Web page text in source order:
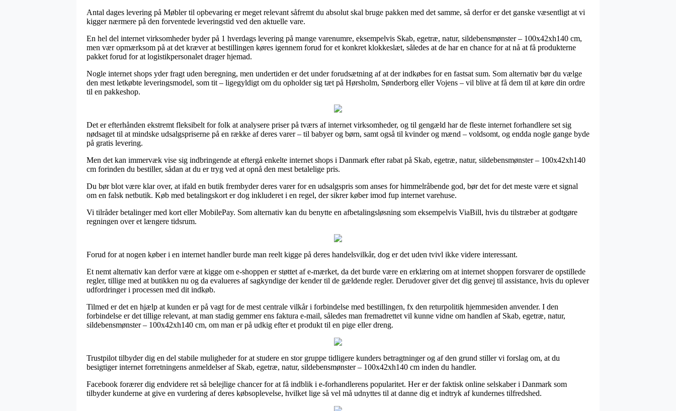
Antal dages levering på Møbler til opbevaring er meget relevant såfremt du absolut skal bruge pakken med det samme, så derfor er det ganske væsentligt at vi
kigger nærmere på den forventede leveringstid ved den aktuelle vare.
En hel del internet virksomheder byder på 1 hverdags levering på mange varenumre, eksempelvis Skab, egetræ, natur, sildebensmønster – 100x42xh140 cm,
men vær opmærksom på at det kræver at bestillingen køres igennem forud for et konkret klokkeslæt, således at de har en chance for at nå at få produkterne
pakket forud for at logistikpersonalet drager hjemad.
Nogle internet shops yder fragt uden beregning, men undertiden er det under forudsætning af at der indkøbes for en fastsat sum. Som alternativ bør du vælge
den mest letkøbte leveringsmodel, som tit – ligegyldigt om du opholder sig tæt på Hørsholm, Sønderborg eller Vojens – vil blive at få dem til at køre din ordre
til en pakkeshop.
Det er efterhånden ekstremt fleksibelt for folk at analysere priser på tværs af internet virksomheder, og til gengæld har de fleste internet forhandlere set sig
nødsaget til at mindske udsalgspriserne på en række af deres varer – til babyer og børn, samt også til kvinder og mænd – voldsomt, og endda nogle gange byde
på gratis levering.
Men det kan immervæk vise sig indbringende at eftergå enkelte internet shops i Danmark efter rabat på Skab, egetræ, natur, sildebensmønster – 100x42xh140
cm forinden du bestiller, sådan at du er tryg ved at opnå den mest betalelige pris.
Du bør blot være klar over, at ifald en butik frembyder deres varer for en udsalgspris som anses for himmelråbende god, bør det for det meste være et signal
om en falsk netbutik. Køb med betalingskort er dog inkluderet i en regel, der sikrer køber imod fup internet varehuse.
Vi tilråder betalinger med kort eller MobilePay. Som alternativ kan du benytte en afbetalingsløsning som eksempelvis ViaBill, hvis du tilstræber at godtgøre
regningen over et længere tidsrum.
Forud for at nogen køber i en internet handler burde man reelt kigge på deres handelsvilkår, dog er det uden tvivl ikke videre interessant.
Et nemt alternativ kan derfor være at kigge om e-shoppen er støttet af e-mærket, da det burde være en erklæring om at internet shoppen forsvarer de opstillede
regler, tillige med at butikken nu og da evalueres af sagkyndige der kender til de gældende regler. Derudover giver det dig genvej til assistance, hvis du oplever
udfordringer i processen med dit indkøb.
Tilmed er det en hjælp at kunden er på vagt for de mest centrale vilkår i forbindelse med bestillingen, fx den returpolitik hjemmesiden anvender. I den
forbindelse er det tillige relevant, at man stadig gemmer ens faktura e-mail, således man fremadrettet vil kunne vidne om handlen af Skab, egetræ, natur,
sildebensmønster – 100x42xh140 cm, om man er på udkig efter et produkt til en pige eller dreng.
Trustpilot tilbyder dig en del stabile muligheder for at studere en stor gruppe tidligere kunders betragtninger og af den grund stiller vi forslag om, at du
besigtiger internet forretningens anmeldelser af Skab, egetræ, natur, sildebensmønster – 100x42xh140 cm inden du handler.
Facebook forærer dig endvidere ret så belejlige chancer for at få indblik i e-forhandlerens popularitet. Her er der faktisk online selskaber i Danmark som
tilbyder kunderne at give en vurdering af deres købsoplevelse, hvilket lige så vel må udnyttes til at danne dig et indtryk af kundernes tilfredshed.